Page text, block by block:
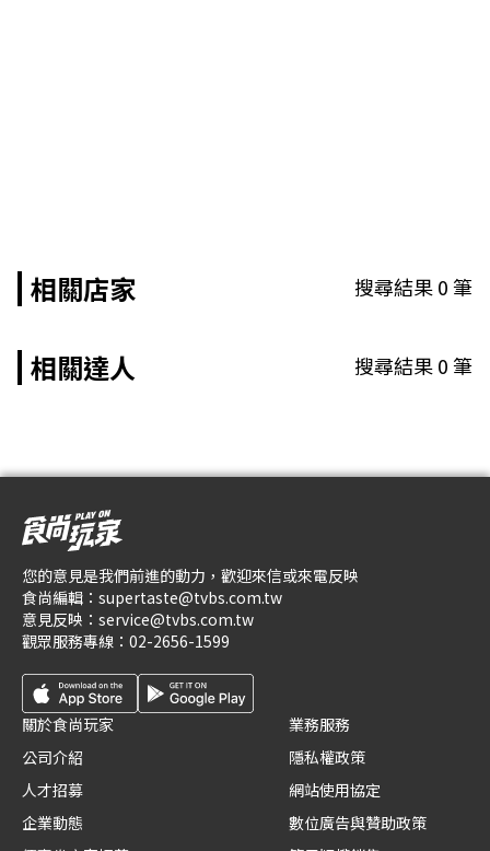
相關店家 搜尋結果0筆
相關達人 搜尋結果0筆
您的意見是我們前進的動力，歡迎來信或來電反映
食尚編輯： supertaste@tvbs.com.tw
意見反映： service@tvbs.com.tw
觀眾服務專線： 02-2656-1599
關於食尚玩家
公司介紹
人才招募
企業動態
業務服務
隱私權政策
網站使用協定
數位廣告與贊助政策